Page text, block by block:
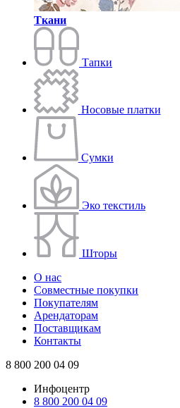
Ткани
Тапки
Носовые платки
Сумки
Эко текстиль
Шторы
О нас
Совместные покупки
Покупателям
Арендаторам
Поставщикам
Контакты
8 800 200 04 09
Инфоцентр
8 800 200 04 09